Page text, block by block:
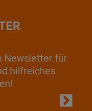
Newsletter für
hilfreiches